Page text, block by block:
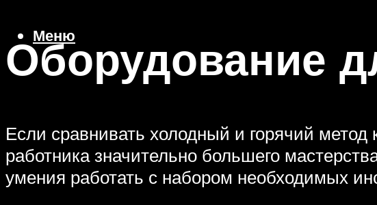
Меню
Оборудование
Если сравнивать холодный и горячий метод
работника значительно большего
умения работать с набором необходимых